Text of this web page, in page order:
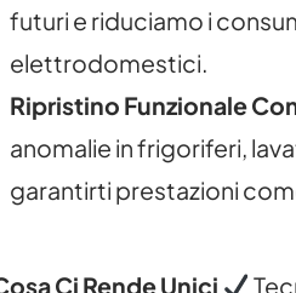
futuri e riduciamo i
elettrodomestici.
Ripristino Funzionale
anomalie in frigoriferi,
garantirti prestazioni
Ci Rende Unici